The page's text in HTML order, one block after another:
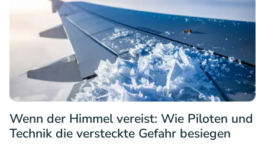
Wenn der Himmel vereist: Wie Piloten und
Technik die versteckte Gefahr besiegen